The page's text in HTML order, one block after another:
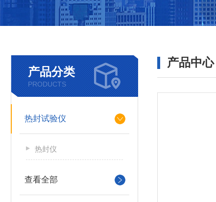
产品分类
PRODUCTS
热封试验仪
热封仪
查看全部
产品中心